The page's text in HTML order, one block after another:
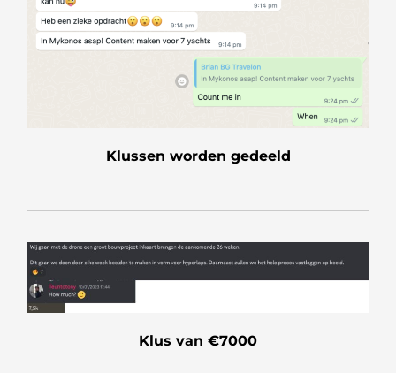
Klussen worden gedeeld
Klus van €7000